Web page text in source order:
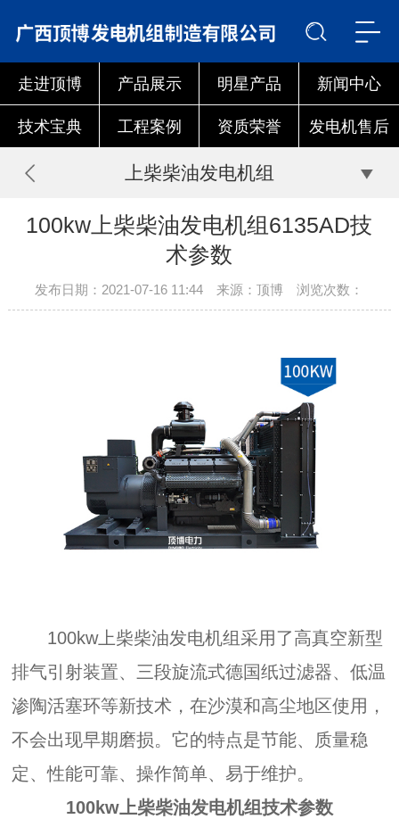
走进顶博 产品展示 明星产品 新闻中心
技术宝典 工程案例 资质荣誉 发电机售后
上柴柴油发电机组
100kw上柴柴油发电机组6135AD技
术参数
发布日期：2021-07-16 11:44 来源：顶博 浏览次数：
100kw上柴柴油发电机组采用了高真空新型
排气引射装置、三段旋流式德国纸过滤器、低温
渗陶活塞环等新技术，在沙漠和高尘地区使用，
不会出现早期磨损。它的特点是节能、质量稳
定、性能可靠、操作简单、易于维护。
100kw上柴柴油发电机组技术参数